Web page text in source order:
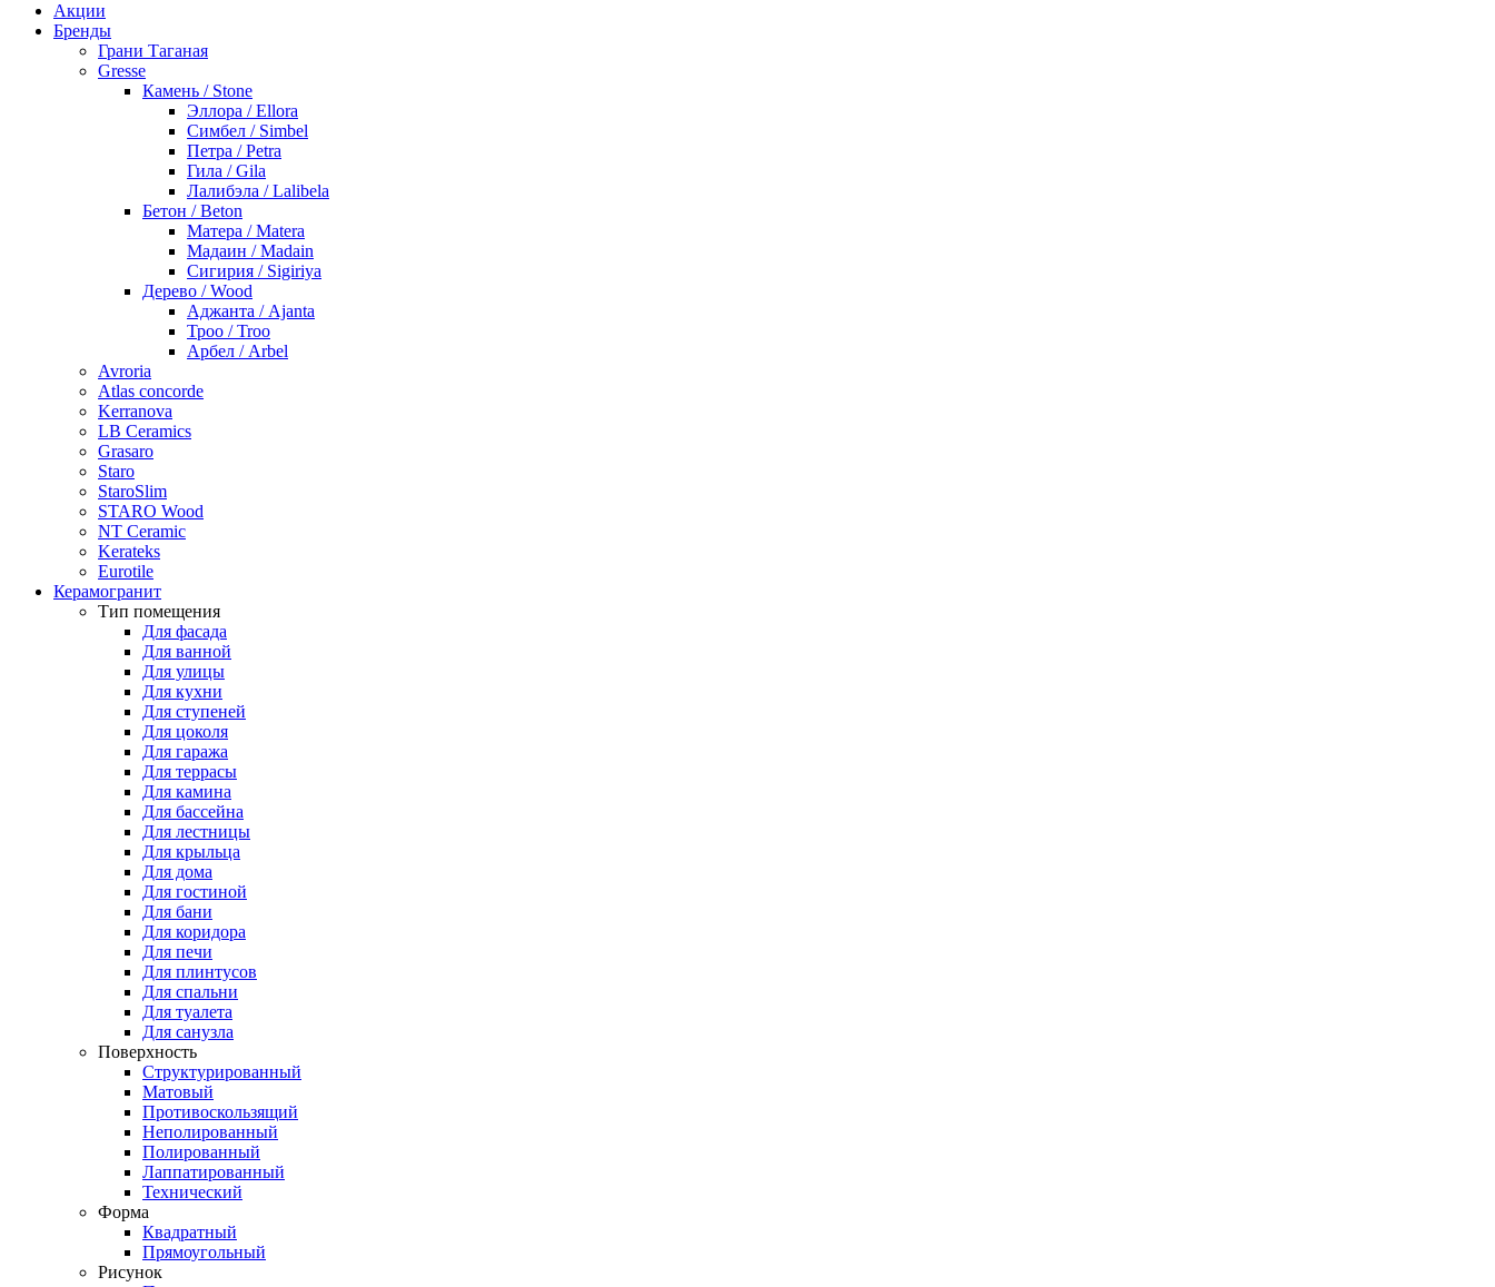
Акции
Бренды
Грани Таганая
Gresse
Камень / Stone
Эллора / Ellora
Симбел / Simbel
Петра / Petra
Гила / Gila
Лалибэла / Lalibela
Бетон / Beton
Матера / Matera
Мадаин / Madain
Сигирия / Sigiriya
Дерево / Wood
Аджанта / Ajanta
Троо / Troo
Арбел / Arbel
Avroria
Atlas concorde
Kerranova
LB Ceramics
Grasaro
Staro
StaroSlim
STARO Wood
NT Ceramic
Kerateks
Eurotile
Керамогранит
Тип помещения
Для фасада
Для ванной
Для улицы
Для кухни
Для ступеней
Для цоколя
Для гаража
Для террасы
Для камина
Для бассейна
Для лестницы
Для крыльца
Для дома
Для гостиной
Для бани
Для коридора
Для печи
Для плинтусов
Для спальни
Для туалета
Для санузла
Поверхность
Структурированный
Матовый
Противоскользящий
Неполированный
Полированный
Лаппатированный
Технический
Форма
Квадратный
Прямоугольный
Рисунок